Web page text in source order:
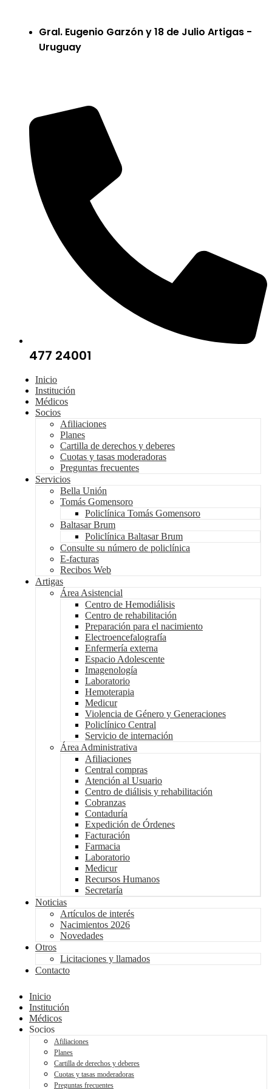
Gral. Eugenio Garzón y 18 de Julio Artigas -
Uruguay
477 24001
Inicio
Institución
Médicos
Socios
Afiliaciones
Planes
Cartilla de derechos y deberes
Cuotas y tasas moderadoras
Preguntas frecuentes
Servicios
Bella Unión
Tomás Gomensoro
Policlínica Tomás Gomensoro
Baltasar Brum
Policlínica Baltasar Brum
Consulte su número de policlínica
E-facturas
Recibos Web
Artigas
Área Asistencial
Centro de Hemodiálisis
Centro de rehabilitación
Preparación para el nacimiento
Electroencefalografía
Enfermería externa
Espacio Adolescente
Imagenología
Laboratorio
Hemoterapia
Medicur
Violencia de Género y Generaciones
Policlínico Central
Servicio de internación
Área Administrativa
Afiliaciones
Central compras
Atención al Usuario
Centro de diálisis y rehabilitación
Cobranzas
Contaduría
Expedición de Órdenes
Facturación
Farmacia
Laboratorio
Medicur
Recursos Humanos
Secretaría
Noticias
Artículos de interés
Nacimientos 2026
Novedades
Otros
Licitaciones y llamados
Contacto
Inicio
Institución
Médicos
Socios
Afiliaciones
Planes
Cartilla de derechos y deberes
Cuotas y tasas moderadoras
Preguntas frecuentes